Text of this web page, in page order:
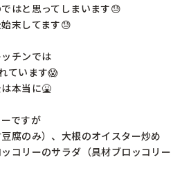
はと思ってしまいます😓
末してます😓
チンでは
ています😱
本当に🤮
ですが
腐のみ）、大根のオイスター炒め
ッコリーのサラダ（具材ブロッコリー